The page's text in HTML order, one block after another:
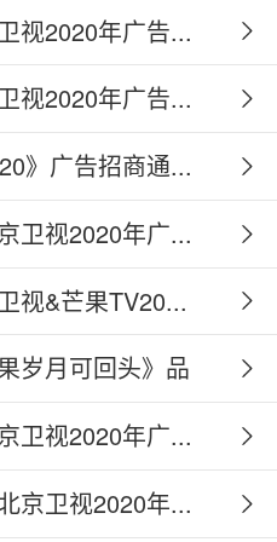
视2020年广告...
视2020年广告...
》广告招商通...
卫视2020年广...
视&芒果TV20...
岁月可回头》品
卫视2020年广...
京卫视2020年...